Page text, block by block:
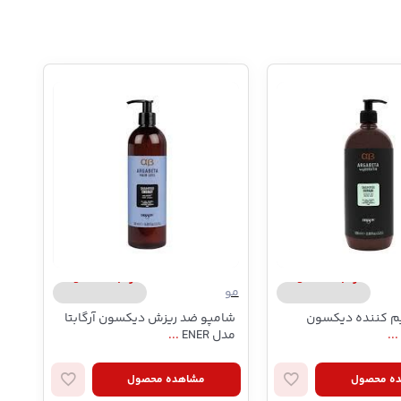
ارگابتا/argabeta
کننده دیکسون
...
محصول
مو
ارگابتا/argabeta
شامپو ضد ریزش دیکسون آرگابتا
مدل ENER
...
مشاهده محصول